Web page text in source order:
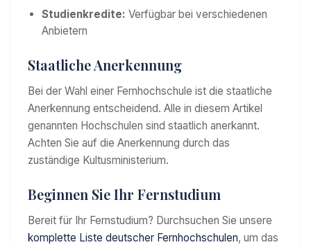
Studienkredite: Verfügbar bei verschiedenen
Anbietern
Staatliche Anerkennung
Bei der Wahl einer Fernhochschule ist die staatliche
Anerkennung entscheidend. Alle in diesem Artikel
genannten Hochschulen sind staatlich anerkannt.
Achten Sie auf die Anerkennung durch das
zuständige Kultusministerium.
Beginnen Sie Ihr Fernstudium
Bereit für Ihr Fernstudium? Durchsuchen Sie unsere
komplette Liste deutscher Fernhochschulen, um das